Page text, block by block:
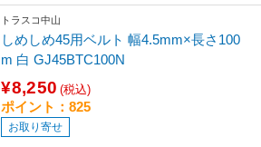
トラスコ中山
しめしめ45用ベルト 幅4.5mm×長さ100
m 白 GJ45BTC100N
¥8,250 (税込)
ポイント：825
お取り寄せ